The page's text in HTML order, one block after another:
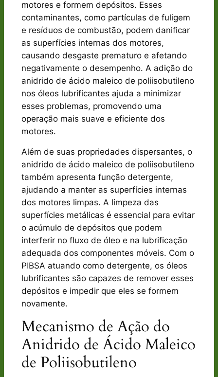
motores e formem depósitos. Esses
contaminantes, como partículas de fuligem
e resíduos de combustão, podem danificar
as superfícies internas dos motores,
causando desgaste prematuro e afetando
negativamente o desempenho. A adição do
anidrido de ácido maleico de poliisobutileno
nos óleos lubrificantes ajuda a minimizar
esses problemas, promovendo uma
operação mais suave e eficiente dos
motores.
Além de suas propriedades dispersantes, o
anidrido de ácido maleico de poliisobutileno
também apresenta função detergente,
ajudando a manter as superfícies internas
dos motores limpas. A limpeza das
superfícies metálicas é essencial para evitar
o acúmulo de depósitos que podem
interferir no fluxo de óleo e na lubrificação
adequada dos componentes móveis. Com o
PIBSA atuando como detergente, os óleos
lubrificantes são capazes de remover esses
depósitos e impedir que eles se formem
novamente.
Mecanismo de Ação do
Anidrido de Ácido Maleico
de Poliisobutileno